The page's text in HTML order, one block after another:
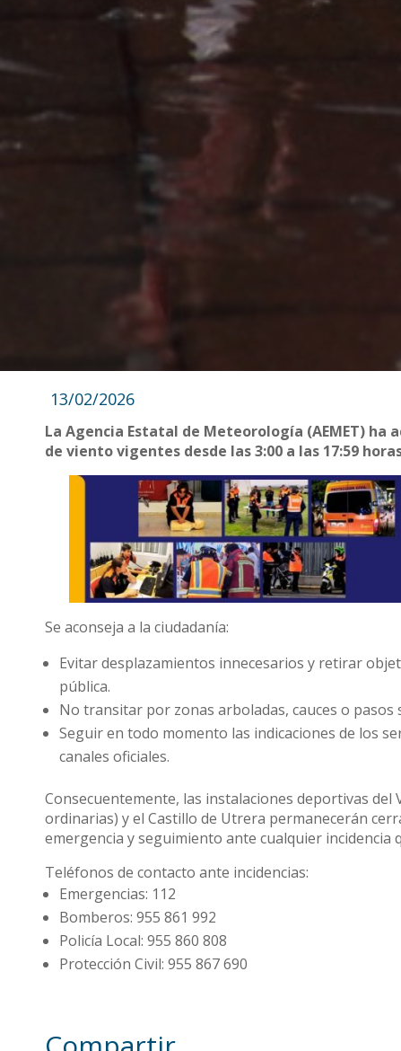
13/02/2026
La Agencia Estatal de Meteorología (AEMET)
de viento vigentes desde las 3:00 a las 17:59
Se aconseja a la ciudadanía:
Evitar desplazamientos innecesarios y retirar
pública.
No transitar por zonas arboladas, cauces o
Seguir en todo momento las indicaciones de los
canales oficiales.
Consecuentemente, las instalaciones deportivas
ordinarias) y el Castillo de Utrera permanecerán
emergencia y seguimiento ante cualquier incidencia
Teléfonos de contacto ante incidencias:
Emergencias: 112
Bomberos: 955 861 992
Policía Local: 955 860 808
Protección Civil: 955 867 690